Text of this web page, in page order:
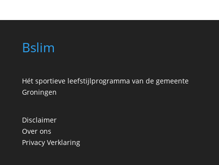
Bslim
Hét sportieve leefstijlprogramma van de gemeente
Groningen
Disclaimer
Over ons
Privacy Verklaring